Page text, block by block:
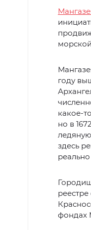
году
какое-
но в
здесь
фондах